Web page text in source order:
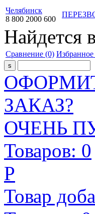
Челябинск
8 800 2000 600
Найдется
Сравнение (0) Избранное
ЗАКАЗ?
ОЧЕНЬ
Товаров: 0
Р
Товар